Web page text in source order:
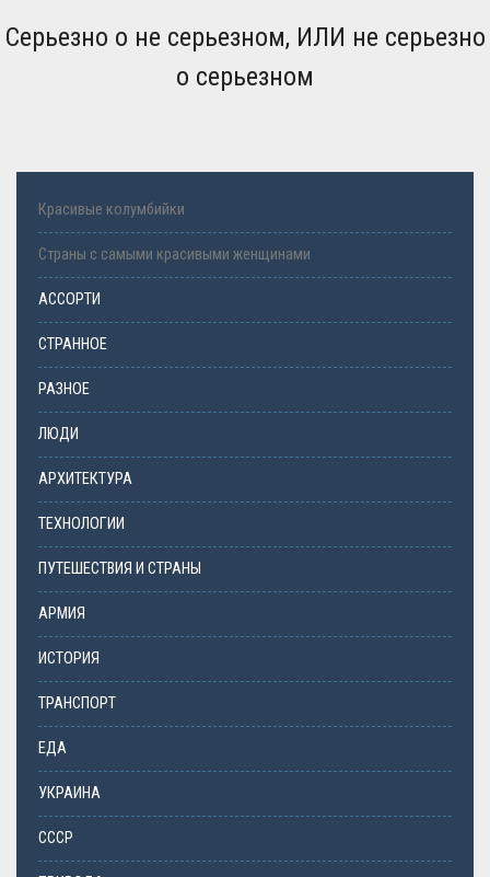
Серьезно о не серьезном, ИЛИ не серьезно
о серьезном
Красивые колумбийки
Страны с самыми красивыми женщинами
АССОРТИ
СТРАННОЕ
РАЗНОЕ
ЛЮДИ
АРХИТЕКТУРА
ТЕХНОЛОГИИ
ПУТЕШЕСТВИЯ И СТРАНЫ
АРМИЯ
ИСТОРИЯ
ТРАНСПОРТ
ЕДА
УКРАИНА
СССР